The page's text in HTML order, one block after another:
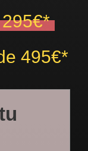
295€*
495€*